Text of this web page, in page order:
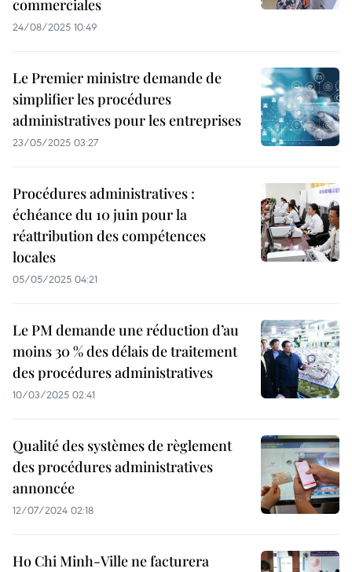
commerciales
24/08/2025 10:49
Le Premier ministre demande de
simplifier les procédures
administratives pour les entreprises
23/05/2025 03:27
Procédures administratives :
échéance du 10 juin pour la
réattribution des compétences
locales
05/05/2025 04:21
Le PM demande une réduction d’au
moins 30 % des délais de traitement
des procédures administratives
10/03/2025 02:41
Qualité des systèmes de règlement
des procédures administratives
annoncée
12/07/2024 02:18
Ho Chi Minh-Ville ne facturera